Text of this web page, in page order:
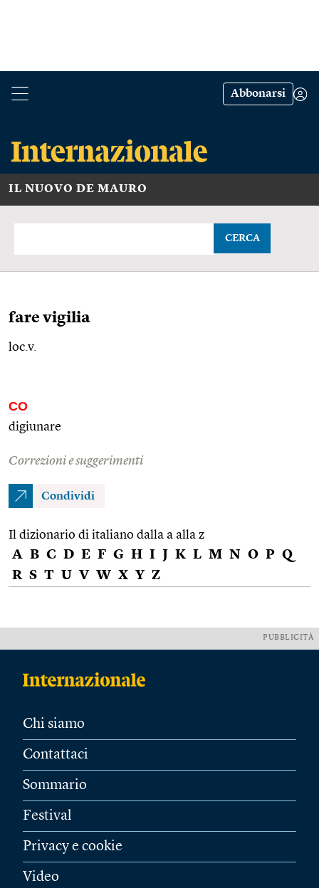
Abbonarsi
IL NUOVO DE MAURO
CERCA
fare vigilia
loc.v.
CO
digiunare
Correzioni e suggerimenti
Condividi
Il dizionario di italiano dalla a alla z
A B C D E F G H I J K L M N O P Q
R S T U V W X Y Z
PUBBLICITÀ
Chi siamo
Contattaci
Sommario
Festival
Privacy e cookie
Video